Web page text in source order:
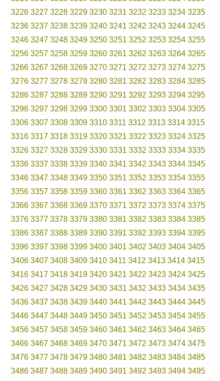
3226 3227 3228 3229 3230 3231 3232 3233 3234 3235
3236 3237 3238 3239 3240 3241 3242 3243 3244 3245
3246 3247 3248 3249 3250 3251 3252 3253 3254 3255
3256 3257 3258 3259 3260 3261 3262 3263 3264 3265
3266 3267 3268 3269 3270 3271 3272 3273 3274 3275
3276 3277 3278 3279 3280 3281 3282 3283 3284 3285
3286 3287 3288 3289 3290 3291 3292 3293 3294 3295
3296 3297 3298 3299 3300 3301 3302 3303 3304 3305
3306 3307 3308 3309 3310 3311 3312 3313 3314 3315
3316 3317 3318 3319 3320 3321 3322 3323 3324 3325
3326 3327 3328 3329 3330 3331 3332 3333 3334 3335
3336 3337 3338 3339 3340 3341 3342 3343 3344 3345
3346 3347 3348 3349 3350 3351 3352 3353 3354 3355
3356 3357 3358 3359 3360 3361 3362 3363 3364 3365
3366 3367 3368 3369 3370 3371 3372 3373 3374 3375
3376 3377 3378 3379 3380 3381 3382 3383 3384 3385
3386 3387 3388 3389 3390 3391 3392 3393 3394 3395
3396 3397 3398 3399 3400 3401 3402 3403 3404 3405
3406 3407 3408 3409 3410 3411 3412 3413 3414 3415
3416 3417 3418 3419 3420 3421 3422 3423 3424 3425
3426 3427 3428 3429 3430 3431 3432 3433 3434 3435
3436 3437 3438 3439 3440 3441 3442 3443 3444 3445
3446 3447 3448 3449 3450 3451 3452 3453 3454 3455
3456 3457 3458 3459 3460 3461 3462 3463 3464 3465
3466 3467 3468 3469 3470 3471 3472 3473 3474 3475
3476 3477 3478 3479 3480 3481 3482 3483 3484 3485
3486 3487 3488 3489 3490 3491 3492 3493 3494 3495